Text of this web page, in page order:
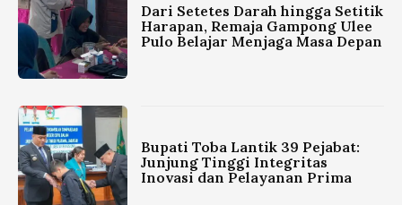
Dari Setetes Darah hingga Setitik
Harapan, Remaja Gampong Ulee
Pulo Belajar Menjaga Masa Depan
Bupati Toba Lantik 39 Pejabat:
Junjung Tinggi Integritas
Inovasi dan Pelayanan Prima